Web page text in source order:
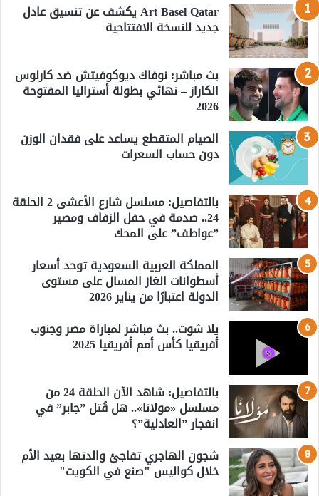
Art Basel Qatar يكشف عن تنسيق عادل
جديد للنسخة الافتتاحية
بث مباشر: نوفاك ديوكوفيتش ضد كارلوس
الكاراز – نهائي بطولة أستراليا المفتوحة
2026
الصيام المتقطع يساعد على فقدان الوزن
دون حساب السعرات
بالتفاصيل: مسلسل شارع الأعشى 2 الحلقة
24.. صدمة في حفل الزفاف ومصير
”عواطف” على المحك
المملكة العربية السعودية توحد أسعار
أسطوانات الغاز المسال على مستوى
الدولة اعتبارًا من يناير 2026
يلا شوت.. بث مباشر لمباراة مصر وجنوب
أفريقيا كأس أمم أفريقيا 2025
بالتفاصيل: شاهد الآن الحلقة 24 من
مسلسل «مولانا».. هل قُتل ”جابر” في
انفجار ”العادلية”؟
شجون الهاجري تفاجئ والدتها بعيد الأم
خلال كواليس "صنع في الكويت"